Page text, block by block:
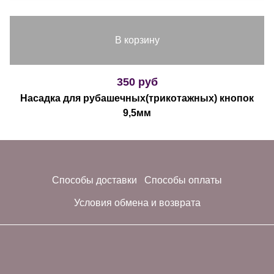
В корзину
350 руб
Насадка для рубашечных(трикотажных) кнопок
9,5мм
Способы доставки Способы оплаты
Условия обмена и возврата